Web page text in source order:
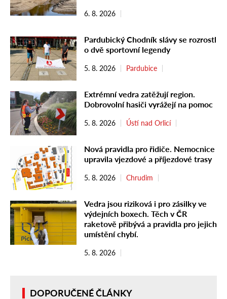
6. 8. 2026
Pardubický Chodník slávy se rozrostl
o dvě sportovní legendy
5. 8. 2026 Pardubice
Extrémní vedra zatěžují region.
Dobrovolní hasiči vyrážejí na pomoc
5. 8. 2026 Ústí nad Orlicí
Nová pravidla pro řidiče. Nemocnice
upravila vjezdové a příjezdové trasy
5. 8. 2026 Chrudim
Vedra jsou riziková i pro zásilky ve
výdejních boxech. Těch v ČR
raketově přibývá a pravidla pro jejich
umístění chybí.
5. 8. 2026
DOPORUČENÉ ČLÁNKY